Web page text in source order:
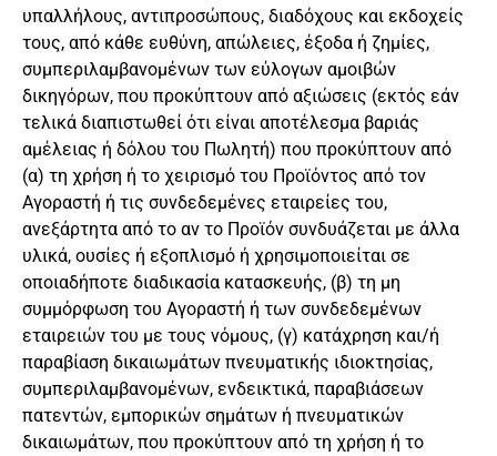
υπαλλήλους, αντιπροσώπους, διαδόχους και εκδοχείς
τους, από κάθε ευθύνη, απώλειες, έξοδα ή ζημίες,
συμπεριλαμβανομένων των εύλογων αμοιβών
δικηγόρων, που προκύπτουν από αξιώσεις (εκτός εάν
τελικά διαπιστωθεί ότι είναι αποτέλεσμα βαριάς
αμέλειας ή δόλου του Πωλητή) που προκύπτουν από
(α) τη χρήση ή το χειρισμό του Προϊόντος από τον
Αγοραστή ή τις συνδεδεμένες εταιρείες του,
ανεξάρτητα από το αν το Προϊόν συνδυάζεται με άλλα
υλικά, ουσίες ή εξοπλισμό ή χρησιμοποιείται σε
οποιαδήποτε διαδικασία κατασκευής, (β) τη μη
συμμόρφωση του Αγοραστή ή των συνδεδεμένων
εταιρειών του με τους νόμους, (γ) κατάχρηση και/ή
παραβίαση δικαιωμάτων πνευματικής ιδιοκτησίας,
συμπεριλαμβανομένων, ενδεικτικά, παραβιάσεων
πατεντών, εμπορικών σημάτων ή πνευματικών
δικαιωμάτων, που προκύπτουν από τη χρήση ή το